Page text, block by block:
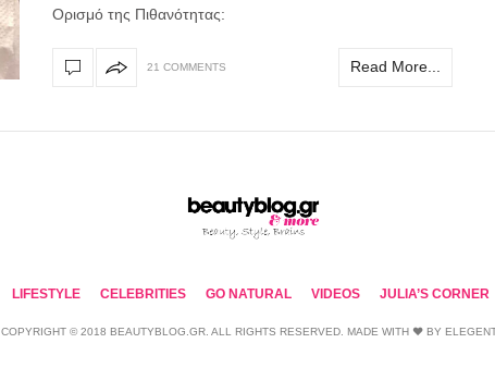
Ορισμό της Πιθανότητας:
21 COMMENTS Read More...
LIFESTYLE CELEBRITIES GO NATURAL VIDEOS JULIA’S CORNER
COPYRIGHT © 2018 BEAUTYBLOG.GR. ALL RIGHTS RESERVED. MADE WITH ❤ BY